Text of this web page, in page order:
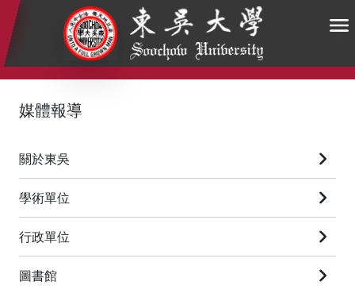
:::
媒體報導
關於東吳
學術單位
行政單位
圖書館